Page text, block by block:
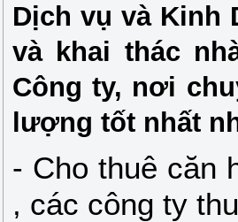
Dịch vụ và Kinh
và khai thác
Công ty, nơi
lượng tốt nhất
- Cho thuê căn
, các công ty